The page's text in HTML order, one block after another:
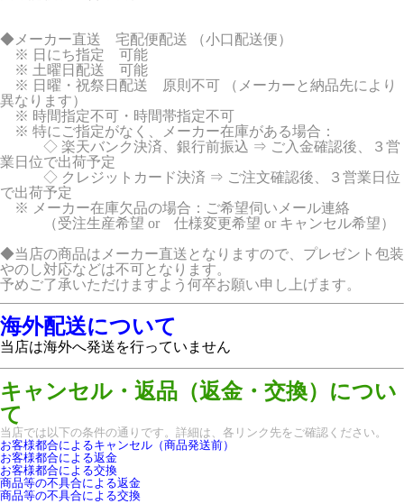
◆メーカー直送 宅配便配送 （小口配送便）
※ 日にち指定 可能
※ 土曜日配送 可能
※ 日曜・祝祭日配送 原則不可 （メーカーと納品先により
異なります）
※ 時間指定不可・時間帯指定不可
※ 特にご指定がなく、メーカー在庫がある場合：
◇ 楽天バンク決済、銀行前振込 ⇒ ご入金確認後、３営
業日位で出荷予定
◇ クレジットカード決済 ⇒ ご注文確認後、３営業日位
で出荷予定
※ メーカー在庫欠品の場合：ご希望伺いメール連絡
（受注生産希望 or 仕様変更希望 or キャンセル希望）
◆当店の商品はメーカー直送となりますので、プレゼント包装
やのし対応などは不可となります。
予めご了承いただけますよう何卒お願い申し上げます。
海外配送について
当店は海外へ発送を行っていません
キャンセル・返品（返金・交換）につい
て
当店では以下の条件の通りです。詳細は、各リンク先をご確認ください。
お客様都合によるキャンセル（商品発送前）
お客様都合による返金
お客様都合による交換
商品等の不具合による返金
商品等の不具合による交換